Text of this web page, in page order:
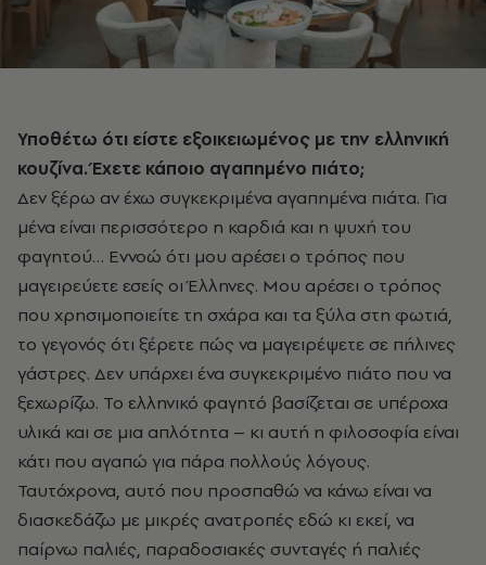
Υποθέτω ότι είστε εξοικειωμένος με την ελληνική
κουζίνα. Έχετε κάποιο αγαπημένο πιάτο;
Δεν ξέρω αν έχω συγκεκριμένα αγαπημένα πιάτα. Για
μένα είναι περισσότερο η καρδιά και η ψυχή του
φαγητού… Εννοώ ότι μου αρέσει ο τρόπος που
μαγειρεύετε εσείς οι Έλληνες. Μου αρέσει ο τρόπος
που χρησιμοποιείτε τη σχάρα και τα ξύλα στη φωτιά,
το γεγονός ότι ξέρετε πώς να μαγειρέψετε σε πήλινες
γάστρες. Δεν υπάρχει ένα συγκεκριμένο πιάτο που να
ξεχωρίζω. Το ελληνικό φαγητό βασίζεται σε υπέροχα
υλικά και σε μια απλότητα – κι αυτή η φιλοσοφία είναι
κάτι που αγαπώ για πάρα πολλούς λόγους.
Ταυτόχρονα, αυτό που προσπαθώ να κάνω είναι να
διασκεδάζω με μικρές ανατροπές εδώ κι εκεί, να
παίρνω παλιές, παραδοσιακές συνταγές ή παλιές